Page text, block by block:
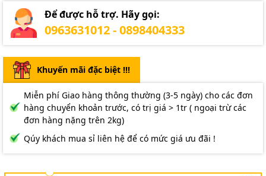
Để được hỗ trợ. Hãy gọi:
0963631012 - 0898404333
Khuyến mãi đặc biệt !!!
Miễn phí Giao hàng thông thường (3-5 ngày) cho các đơn
hàng chuyển khoản trước, có trị giá > 1tr ( ngoại trừ các
đơn hàng nặng trên 2kg)
Qúy khách mua sỉ liên hệ để có mức giá ưu đãi !